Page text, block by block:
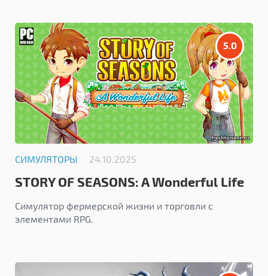
5.0
СИМУЛЯТОРЫ 24.10.2025
STORY OF SEASONS: A Wonderful Life
Симулятор фермерской жизни и торговли с
элементами RPG.